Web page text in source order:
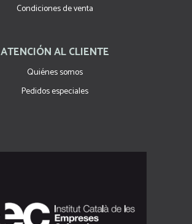
Condiciones de venta
ATENCIÓN AL CLIENTE
Quiénes somos
Pedidos especiales